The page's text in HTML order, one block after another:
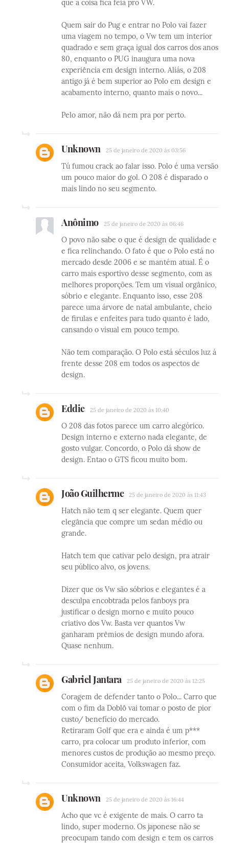
que a coisa fica feia pro VW.
Quem sair do Pug e entrar no Polo vai fazer
uma viagem no tempo, o Vw tem um interior
quadrado e sem graça igual dos carros dos anos
80, enquanto o PUG inaugura uma nova
experiência em design interno. Aliás, o 208
antigo já é bem superior ao Polo em design e
acabamento interno, quanto mais o novo...
Pelo amor, não dá nem pra por perto.
Unknown 25 de janeiro de 2020 às 03:56
Tú fumou crack ao falar isso. Polo é uma versão
um pouco maior do gol. O 208 é disparado o
mais lindo no seu segmento.
Anônimo 25 de janeiro de 2020 às 06:46
O povo não sabe o que é design de qualidade e
e fica relinchando. O fato é que o Polo está no
mercado desde 2006 e se mantém atual. É o
carro mais esportivo desse segmento, com as
melhores proporções. Tem um visual orgânico,
sóbrio e elegante. Enquanto isso, esse 208
parece uma árvore de natal ambulante, cheio
de firulas e enfeites para tudo quanto é lado,
cansando o visual em pouco tempo.
Não tem comparação. O Polo está séculos luz á
frente desse 208 em todos os aspectos de
design.
Eddie 25 de janeiro de 2020 às 10:40
O 208 das fotos parece um carro alegórico.
Design interno e externo nada elegante, de
gosto vulgar. Concordo, o Polo dá show de
design. Entao o GTS ficou muito bom.
João Guilherme 25 de janeiro de 2020 às 11:43
Hatch não tem q ser elegante. Quem quer
elegância que compre um sedan médio ou
grande.
Hatch tem que cativar pelo design, pra atrair
seu público alvo, os jovens.
Dizer que os Vw são sóbrios e elegantes é a
desculpa encobtrada pelos fanboys pra
justificar o design morno e muito pouco
criativo dos Vw. Basta ver quantos Vw
ganharam prêmios de design mundo afora.
Quase nenhum.
Gabriel Jantara 25 de janeiro de 2020 às 12:25
Coragem de defender tanto o Polo... Carro que
com o fim da Doblô vai tomar o posto de pior
custo/ benefício do mercado.
Retiraram Golf que era e ainda é um p***
carro, pra colocar um produto inferior, com
menores custos de produção ao mesmo preço.
Consumidor aceita, Volkswagen faz.
Unknown 25 de janeiro de 2020 às 16:44
Acho que vc é exigente de mais. O carro ta
lindo, super moderno. Os japonese não se
preocupam tando com design e tem os carros